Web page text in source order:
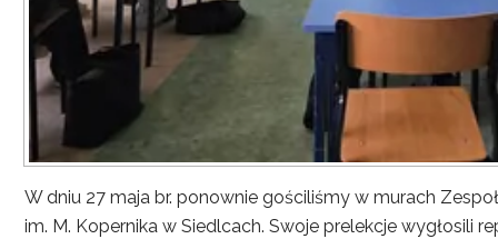
W dniu 27 maja br. ponownie gościliśmy w murach
im. M. Kopernika w Siedlcach. Swoje prelekcje wygłosili